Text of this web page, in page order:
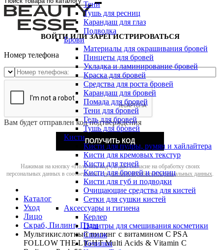
Тени
Тушь для ресниц
Карандаш для глаз
Подводка
Брови
Материалы для окрашивания бровей
Пинцеты для бровей
Укладка и ламинирование бровей
Краска для бровей
Средства для роста бровей
Карандаш для бровей
Помада для бровей
Тени для бровей
Гель для бровей
Тушь для бровей
Кисти
Кисти для пудры, румян и хайлайтера
Кисти для кремовых текстур
Кисти для теней
Кисти для бровей и ресниц
Кисти для губ и подводки
Очищающие средства для кистей
Сетки для сушки кистей
Аксессуары и гигиена
Керлер
Палитры для смешивания косметики
Спонж
Точилки
ВОЙТИ ИЛИ ЗАРЕГИСТРИРОВАТЬСЯ
Номер телефона
Вам будет отправлен код подтверждения
ПОЛУЧИТЬ КОД
Нажимая на кнопку «Получить код», я даю согласие на обработку своих
персональных данных в соответствии сполитикой обработки персональных данных.
Каталог
Уход
Лицо
Скраб, Пилинг, Пэды
Мультикислотный пилинг с витамином С PSA
FOLLOW THE LIGHT Multi Acids & Vitamin C